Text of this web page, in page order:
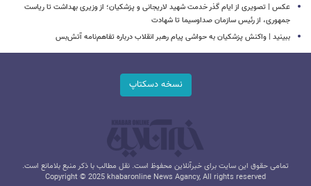
عکس | تصویری از ایام گذر خدمت شهید لاریجانی و پزشکیان؛ از وزیری بهداشت تا ریاست
جمهوری، از رئیس سازمان صداوسیما تا شهادت
ببینید | واکنش پزشکیان به حواشی پیام رهبر انقلاب درباره تفاهم‌نامه آتش‌بس
نسخه دسکتاپ
تمامی حقوق این سایت برای خبرآنلاین محفوظ است. نقل مطالب با ذکر منبع بلامانع است.
Copyright © 2025 khabaronline News Agancy, All rights reserved